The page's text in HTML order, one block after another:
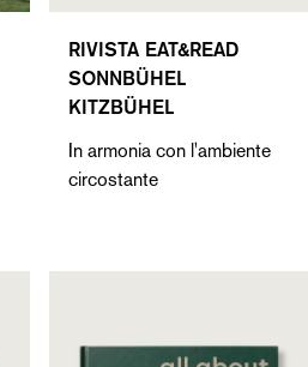
RIVISTA EAT&READ
SONNBÜHEL
KITZBÜHEL
In armonia con l'ambiente
circostante